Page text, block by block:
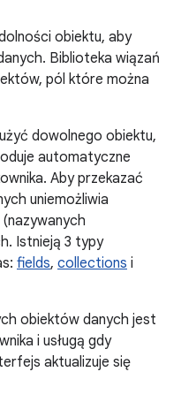
obiektu, aby
Biblioteka wiązań
pól które można
dowolnego obiektu,
automatyczne
Aby przekazać
uniemożliwia
Istnieją 3 typy
fields, collections i
obiektów danych jest
i usługą gdy
aktualizuje się